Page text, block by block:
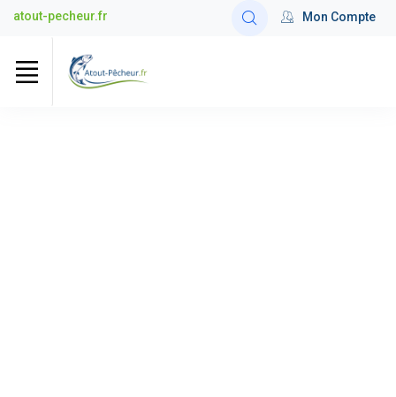
atout-pecheur.fr Mon Compte